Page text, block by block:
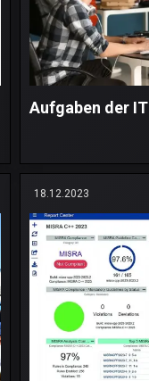
Aufgaben der IT
18.12.2023